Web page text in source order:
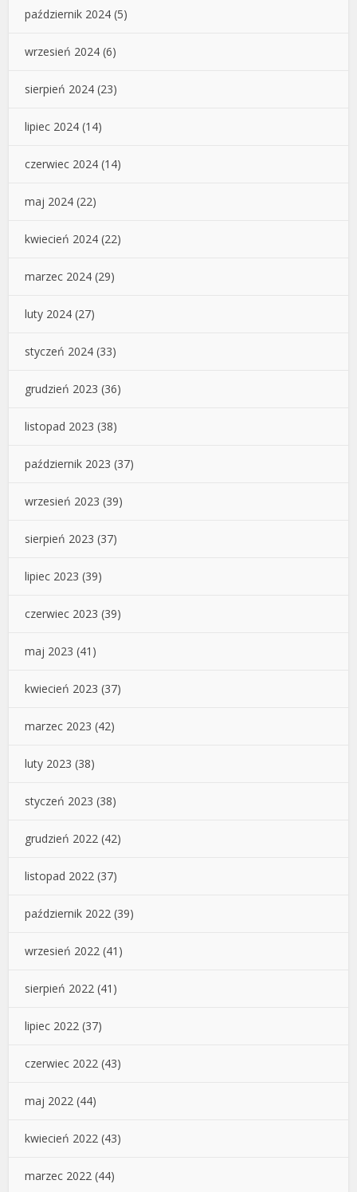
październik 2024 (5)
wrzesień 2024 (6)
sierpień 2024 (23)
lipiec 2024 (14)
czerwiec 2024 (14)
maj 2024 (22)
kwiecień 2024 (22)
marzec 2024 (29)
luty 2024 (27)
styczeń 2024 (33)
grudzień 2023 (36)
listopad 2023 (38)
październik 2023 (37)
wrzesień 2023 (39)
sierpień 2023 (37)
lipiec 2023 (39)
czerwiec 2023 (39)
maj 2023 (41)
kwiecień 2023 (37)
marzec 2023 (42)
luty 2023 (38)
styczeń 2023 (38)
grudzień 2022 (42)
listopad 2022 (37)
październik 2022 (39)
wrzesień 2022 (41)
sierpień 2022 (41)
lipiec 2022 (37)
czerwiec 2022 (43)
maj 2022 (44)
kwiecień 2022 (43)
marzec 2022 (44)